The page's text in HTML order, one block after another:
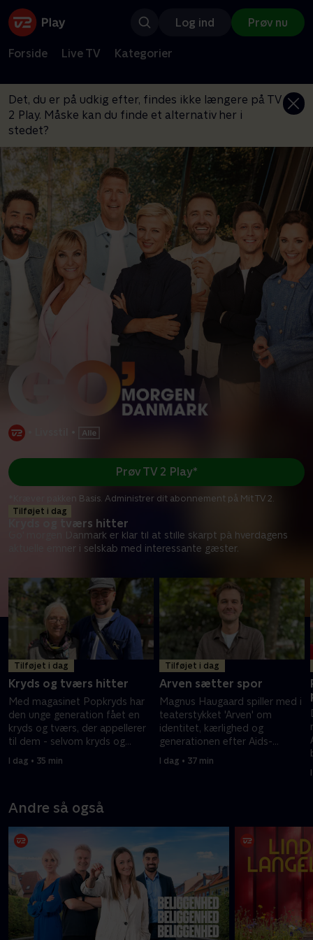
Log ind Prøv nu
Forside Live TV Kategorier
Det, du er på udkig efter, findes ikke længere på TV
2 Play. Måske kan du finde et alternativ her i
stedet?
Tilføjet i dag
Kryds og tværs hitter
Go' morgen Danmark er klar til at stille skarpt på hverdagens
aktuelle emner i selskab med interessante gæster.
Prøv TV 2 Play*
*Kræver pakken Basis. Administrer dit abonnement på Mit TV 2.
Tilføjet i dag
Kryds og tværs hitter
Med magasinet Popkryds har
den unge generation fået en
kryds og tværs, der appellerer
til dem - selvom kryds og
er det populært hos både unge
I dag • 35 min
Tilføjet i dag
Arven sætter spor
Magnus Haugaard spiller med i
teaterstykket 'Arven' om
identitet, kærlighed og
generationen efter Aids-
flere gange rørt ham til tårer.
I dag • 37 min
Andre så også